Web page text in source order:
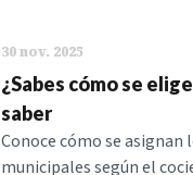
30 nov. 2025
¿Sabes cómo se
saber
Conoce cómo se asignan
municipales según el